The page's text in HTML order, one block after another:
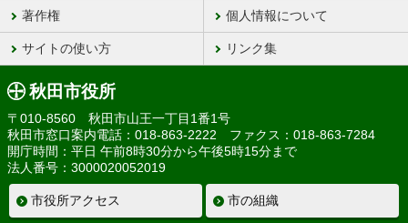
著作権 個人情報について
サイトの使い方 リンク集
秋田市役所
〒010-8560 秋田市山王一丁目1番1号
秋田市窓口案内電話：018-863-2222 ファクス：018-863-7284
開庁時間：平日 午前8時30分から午後5時15分まで
法人番号：3000020052019
市役所アクセス 市の組織